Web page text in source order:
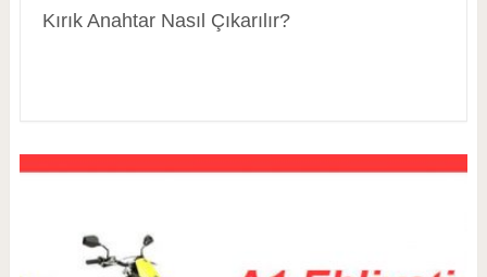
Kırık Anahtar Nasıl Çıkarılır?